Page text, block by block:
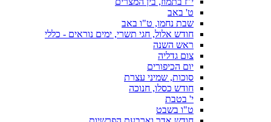
ט' באב
שבת נחמו, ט"ו באב
חודש אלול, חגי תשרי, ימים נוראים - כללי
ראש השנה
צום גדליה
יום הכיפורים
סוכות, שמיני עצרת
חודש כסלו, חנוכה
י' בטבת
ט"ו בשבט